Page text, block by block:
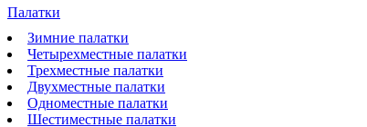
Палатки
Зимние палатки
Четырехместные палатки
Трехместные палатки
Двухместные палатки
Одноместные палатки
Шестиместные палатки